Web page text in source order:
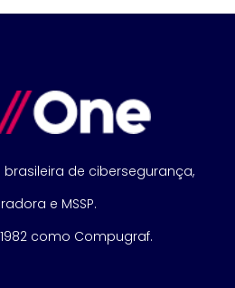
de cibersegurança,
e MSSP.
como Compugraf.